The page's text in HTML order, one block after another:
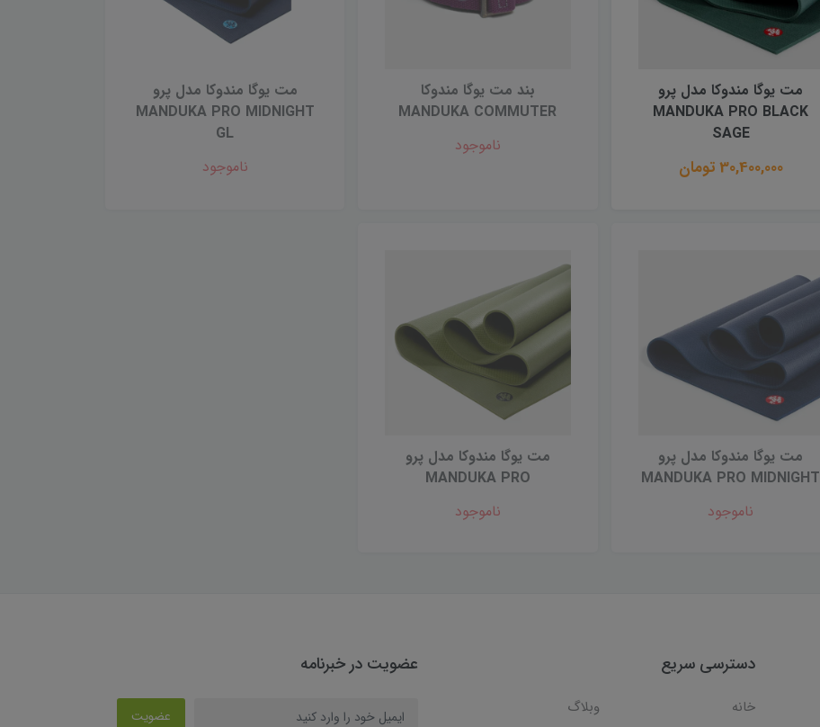
مت یوگا مندوکا مدل پرو
MANDUKA PRO BLACK
SAGE
30,400,000 تومان
بند مت یوگا مندوکا
MANDUKA COMMUTER
ناموجود
مت یوگا مندوکا مدل پرو
MANDUKA PRO MIDNIGHT
GL
ناموجود
مت یوگا مندوکا مدل پرو
MANDUKA PRO MIDNIGHT
ناموجود
مت یوگا مندوکا مدل پرو
MANDUKA PRO
ناموجود
دسترسی سریع
خانه وبلاگ
عضویت در خبرنامه
عضویت